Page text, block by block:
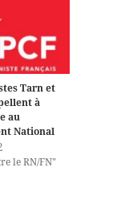
Tarn et
à
au
National
le RN/FN"